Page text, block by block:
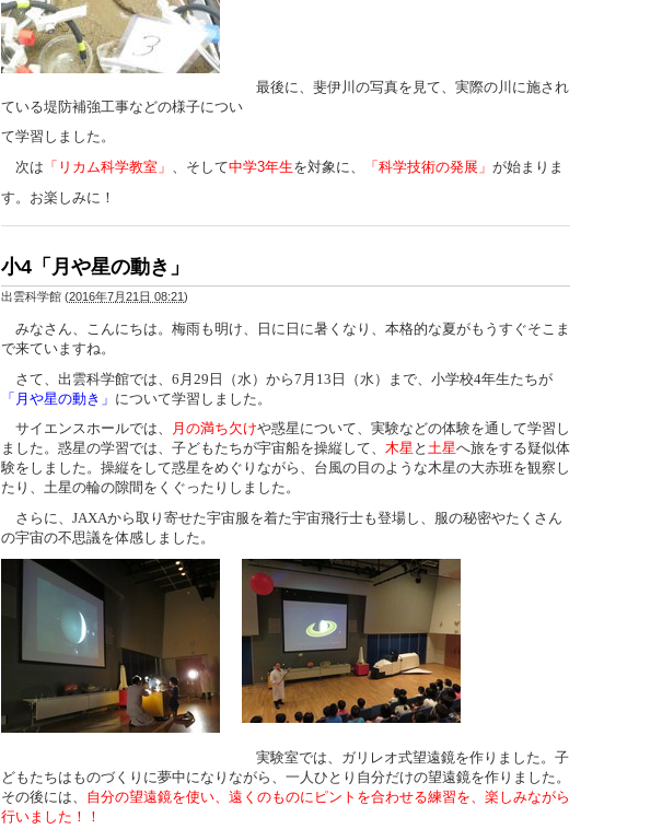
最後に、斐伊川の写真を見て、実際の川に施され
ている堤防補強工事などの様子につい
て学習しました。
次は 「リカム科学教室」 、そして中学3年生を対象に、 「科学技術の発展」 が始まりま
す。お楽しみに！
小4「月や星の動き」
出雲科学館 (2016年7月21日 08:21)
みなさん、こんにちは。梅雨も明け、日に日に暑くなり、本格的な夏がもうすぐそこま
で来ていますね。
さて、出雲科学館では、 6 月 29 日（水）から7 月 13 日（水）まで、小学校4年生たちが
「月や星の動き」 について学習しました。
サイエンスホールでは、
月の満ち欠けや惑星について、実験などの体験を通して学習し
ました。惑星の学習では、子どもたちが宇宙船を操縦して、 木星 と 土星へ旅をする疑似体
験をしました。操縦をして惑星をめぐりながら、台風の目のような木星の大赤班を観察し
たり、土星の輪の隙間をくぐったりしました。
さらに、 JAXAから取り寄せた宇宙服を着た宇宙飛行士も登場し、服の秘密やたくさん
の宇宙の不思議を体感しました。
実験室では、ガリレオ式望遠鏡を作りました。子
どもたちはものづくりに夢中になりながら、一人ひとり自分だけの望遠鏡を作りました。
その後には、 自分の望遠鏡を使い、遠くのものにピントを合わせる練習を、楽しみながら
行いました！！